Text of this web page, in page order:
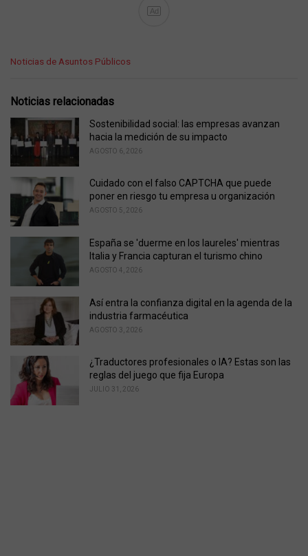
Ad
C
e
r
i
Noticias de Asuntos Públicos
Noticias relacionadas
Sostenibilidad social: las empresas avanzan
hacia la medición de su impacto
AGOSTO 6, 2026
Cuidado con el falso CAPTCHA que puede
poner en riesgo tu empresa u organización
AGOSTO 5, 2026
España se 'duerme en los laureles' mientras
Italia y Francia capturan el turismo chino
AGOSTO 4, 2026
Así entra la confianza digital en la agenda de la
industria farmacéutica
AGOSTO 3, 2026
¿Traductores profesionales o IA? Estas son las
reglas del juego que fija Europa
JULIO 31, 2026